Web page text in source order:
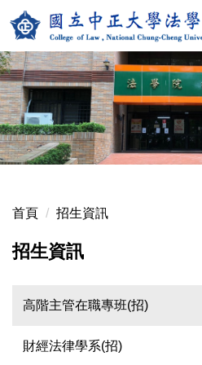
跳
到
主
要
內
容
區
首頁 招生資訊
招生資訊
高階主管在職專班(招)
財經法律學系(招)